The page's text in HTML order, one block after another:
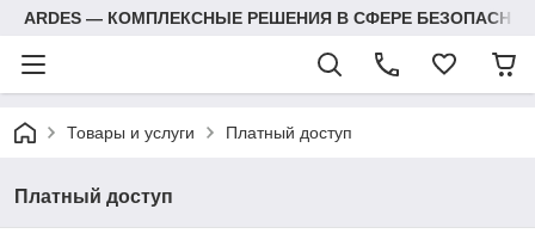
ARDES — КОМПЛЕКСНЫЕ РЕШЕНИЯ В СФЕРЕ
Товары и услуги Платный доступ
Платный доступ